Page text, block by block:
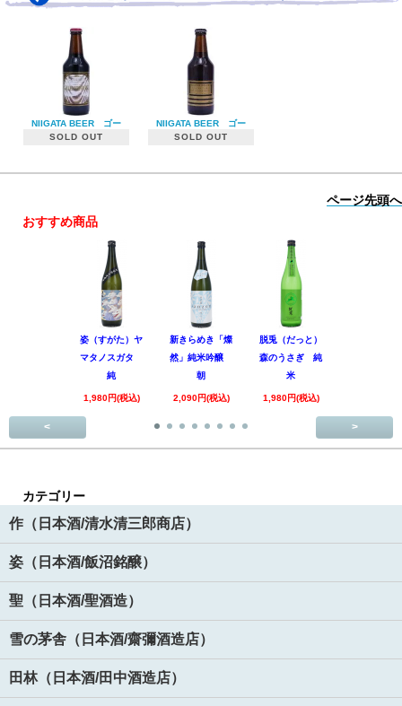
NIIGATA BEER ゴー
SOLD OUT
NIIGATA BEER ゴー
SOLD OUT
ページ先頭へ
おすすめ商品
姿（すがた）ヤ
マタノスガタ
純
1,980円(税込)
新きらめき「燦
然」純米吟醸
朝
2,090円(税込)
脱兎（だっと）
森のうさぎ 純
米
1,980円(税込)
< >
カテゴリー
作（日本酒/清水清三郎商店）
姿（日本酒/飯沼銘醸）
聖（日本酒/聖酒造）
雪の茅舎（日本酒/齋彌酒造店）
田林（日本酒/田中酒造店）